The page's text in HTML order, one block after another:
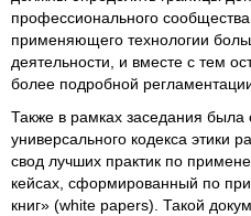
профессионального
применяющего технологии
деятельности, и вместе с тем
более подробной
Также в рамках заседания
универсального кодекса этики
свод лучших практик по
кейсах, сформированный по
книг» (white papers). Такой